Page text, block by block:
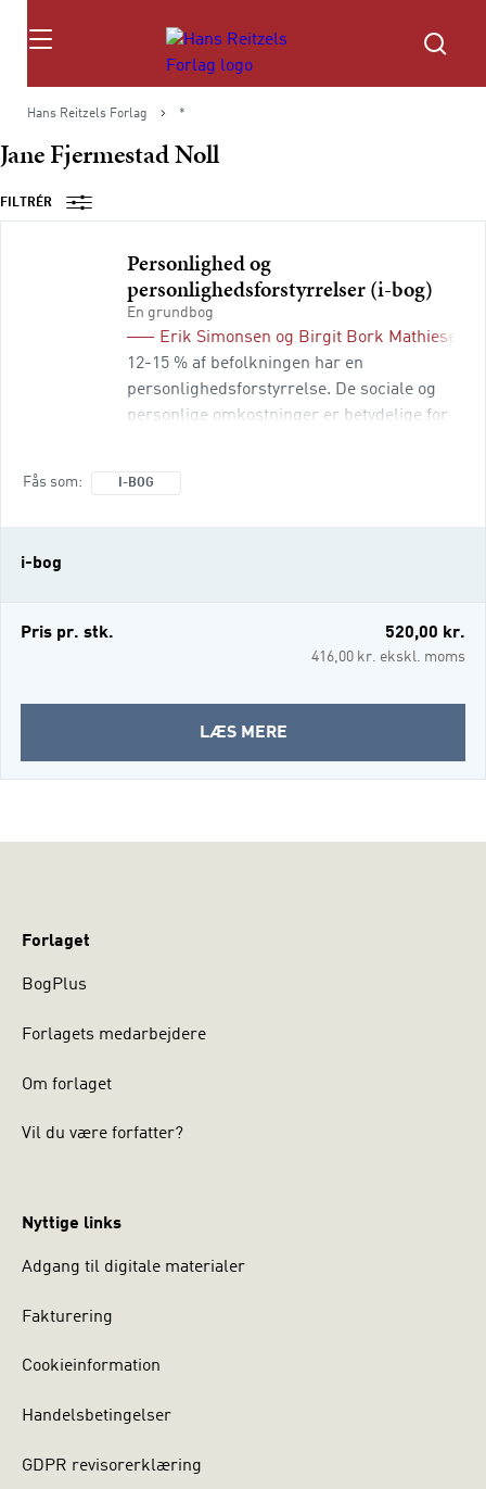
Søg
Hans Reitzels Forlag *
Jane Fjermestad Noll
FILTRÉR
Personlighed og
personlighedsforstyrrelser (i-bog)
En grundbog
Erik Simonsen og Birgit Bork Mathiesen
12-15 % af befolkningen har en
personlighedsforstyrrelse. De sociale og
personlige omkostninger er betydelige for
Fås som I-BOG
i-bog
Pris pr. stk. 520,00 kr.
416,00 kr. ekskl. moms
LÆS MEREOM
PERSONLIGHED
OG
Forlaget
BogPlus
Forlagets medarbejdere
Om forlaget
Vil du være forfatter?
Nyttige links
Adgang til digitale materialer
Fakturering
Cookieinformation
Handelsbetingelser
GDPR revisorerklæring